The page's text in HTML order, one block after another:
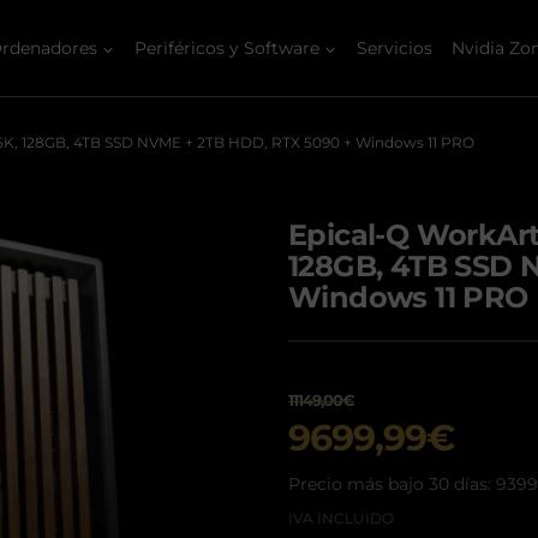
Periféricos y Software Servicios Nvidia
4TB SSD NVME + 2TB HDD, RTX 5090 + Windows 11 PRO
Epical-Q
128GB, 4TB SSD
Windows 11 PRO
11149,00€
El
precio
original
9699,99€El
Precio más bajo 30 días:
IVA INCLUIDO